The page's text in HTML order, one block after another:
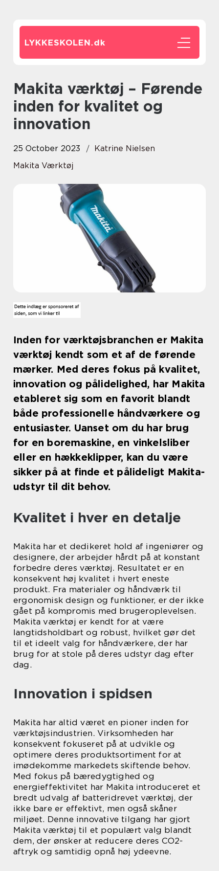
LYKKESKOLEN.dk
Makita værktøj – Førende
inden for kvalitet og
innovation
25 October 2023
Katrine Nielsen
Makita Værktøj
Inden for værktøjsbranchen er Makita
værktøj kendt som et af de førende
mærker. Med deres fokus på kvalitet,
innovation og pålidelighed, har Makita
etableret sig som en favorit blandt
både professionelle håndværkere og
entusiaster. Uanset om du har brug
for en boremaskine, en vinkelsliber
eller en hækkeklipper, kan du være
sikker på at finde et pålideligt Makita-
udstyr til dit behov.
Kvalitet i hver en detalje
Makita har et dedikeret hold af ingeniører og
designere, der arbejder hårdt på at konstant
forbedre deres værktøj. Resultatet er en
konsekvent høj kvalitet i hvert eneste
produkt. Fra materialer og håndværk til
ergonomisk design og funktioner, er der ikke
gået på kompromis med brugeroplevelsen.
Makita værktøj er kendt for at være
langtidsholdbart og robust, hvilket gør det
til et ideelt valg for håndværkere, der har
brug for at stole på deres udstyr dag efter
dag.
Innovation i spidsen
Makita har altid været en pioner inden for
værktøjsindustrien. Virksomheden har
konsekvent fokuseret på at udvikle og
optimere deres produktsortiment for at
imødekomme markedets skiftende behov.
Med fokus på bæredygtighed og
energieffektivitet har Makita introduceret et
bredt udvalg af batteridrevet værktøj, der
ikke bare er effektivt, men også skåner
miljøet. Denne innovative tilgang har gjort
Makita værktøj til et populært valg blandt
dem, der ønsker at reducere deres CO2-
aftryk og samtidig opnå høj ydeevne.